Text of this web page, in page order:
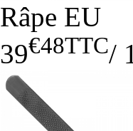
Râpe EU
39€48TTC/ 1